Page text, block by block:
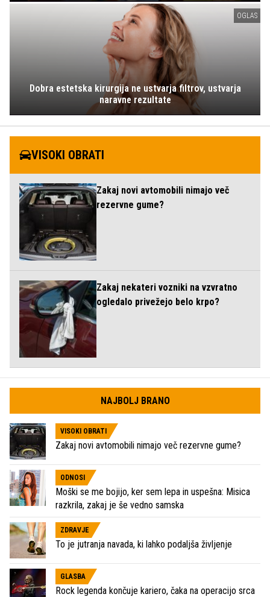
OGLAS
Dobra estetska kirurgija ne ustvarja filtrov, ustvarja
naravne rezultate
VISOKI OBRATI
Zakaj novi avtomobili nimajo več
rezervne gume?
Zakaj nekateri vozniki na vzvratno
ogledalo privežejo belo krpo?
NAJBOLJ BRANO
VISOKI OBRATI
Zakaj novi avtomobili nimajo več rezervne gume?
ODNOSI
Moški se me bojijo, ker sem lepa in uspešna: Misica
razkrila, zakaj je še vedno samska
ZDRAVJE
To je jutranja navada, ki lahko podaljša življenje
GLASBA
Rock legenda končuje kariero, čaka na operacijo srca